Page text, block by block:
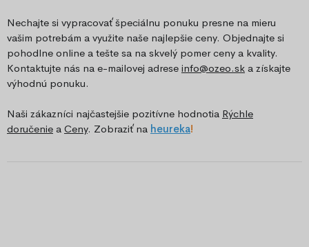
Nechajte si vypracovať špeciálnu ponuku presne na mieru
vašim potrebám a využite naše najlepšie ceny. Objednajte si
pohodlne online a tešte sa na skvelý pomer ceny a kvality.
Kontaktujte nás na e-mailovej adrese info@ozeo.sk a získajte
výhodnú ponuku.
Naši zákazníci najčastejšie pozitívne hodnotia Rýchle
doručenie a Ceny. Zobraziť na heureka!